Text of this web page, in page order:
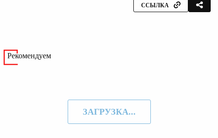
ССЫЛКА
Рекомендуем
ЗАГРУЗКА...